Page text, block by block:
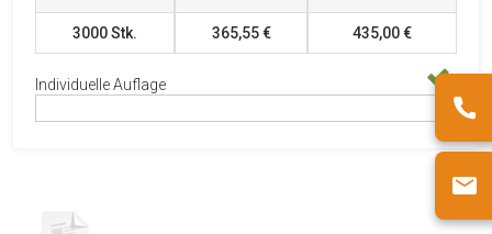
3000Stk. 365,55 € 435,00 €
Individuelle Auflage